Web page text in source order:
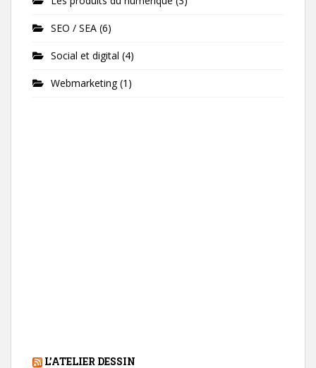
SEO / SEA (6)
Social et digital (4)
Webmarketing(1)
L’ATELIER DESSIN